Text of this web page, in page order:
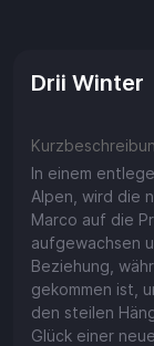
Drii Winter
In einem
Alpen, wird die
Marco auf die
aufgewachsen
Beziehung,
gekommen ist,
den steilen
Glück einer